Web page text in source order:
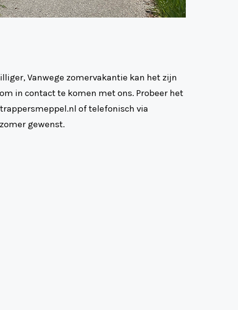
Vanwege zomervakantie kan het zijn
in contact te komen met ons. Probeer het
of telefonisch via
gewenst.